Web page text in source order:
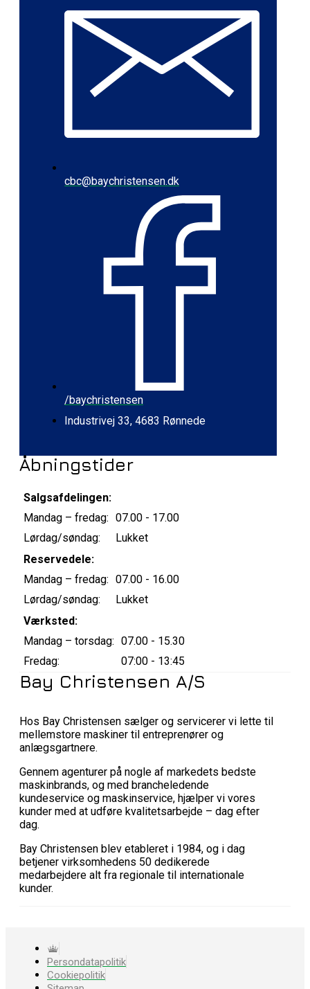
cbc@baychristensen.dk
/baychristensen
Industrivej 33, 4683 Rønnede
Åbningstider
Salgsafdelingen:
Mandag – fredag: 07.00 - 17.00
Lørdag/søndag:
Lukket
Reservedele:
Mandag – fredag: 07.00 - 16.00
Lørdag/søndag:
Lukket
Værksted:
Mandag – torsdag: 07.00 - 15.30
Fredag:
07:00 - 13:45
Bay Christensen A/S
Hos Bay Christensen sælger og servicerer vi lette til
mellemstore maskiner til entreprenører og
anlægsgartnere.
Gennem agenturer på nogle af markedets bedste
maskinbrands, og med brancheledende
kundeservice og maskinservice, hjælper vi vores
kunder med at udføre kvalitetsarbejde – dag efter
dag.
Bay Christensen blev etableret i 1984, og i dag
betjener virksomhedens 50 dedikerede
medarbejdere alt fra regionale til internationale
kunder.
Persondatapolitik
Cookiepolitik